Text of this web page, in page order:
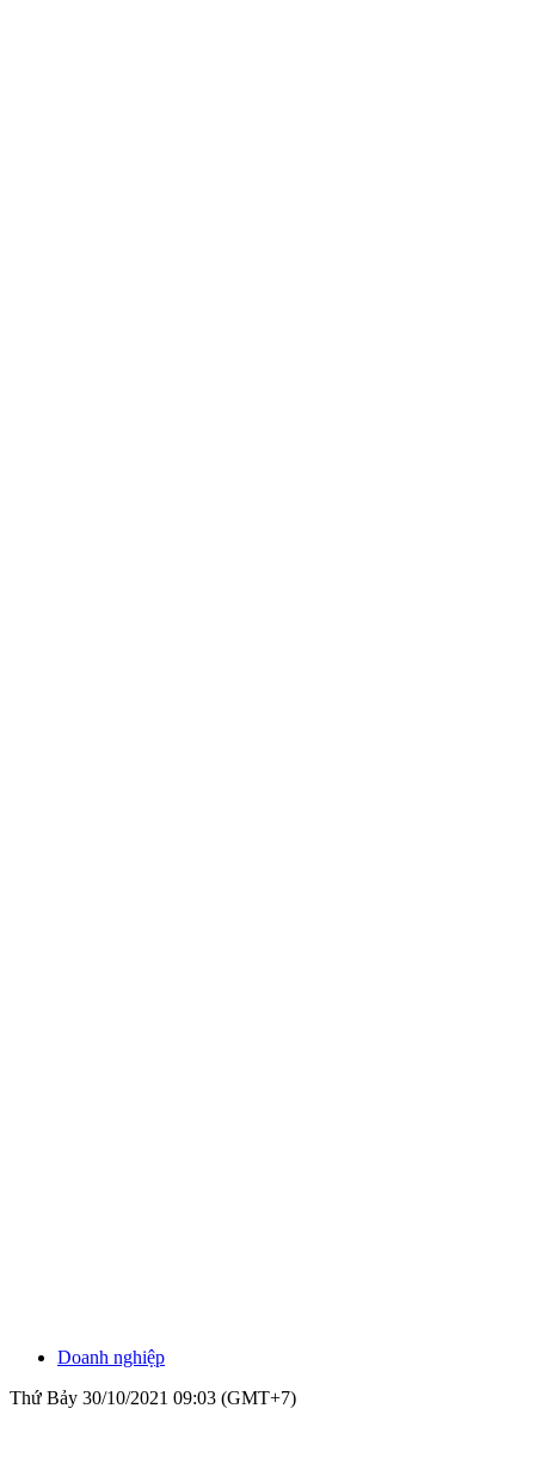
Doanh nghiệp
Thứ Bảy 30/10/2021 09:03 (GMT+7)